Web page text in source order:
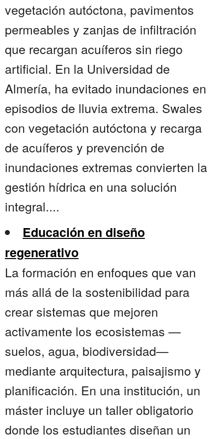
vegetación autóctona, pavimentos
permeables y zanjas de infiltración
que recargan acuíferos sin riego
artificial. En la Universidad de
Almería, ha evitado inundaciones en
episodios de lluvia extrema. Swales
con vegetación autóctona y recarga
de acuíferos y prevención de
inundaciones extremas convierten la
gestión hídrica en una solución
integral....
Educación en diseño
regenerativo
La formación en enfoques que van
más allá de la sostenibilidad para
crear sistemas que mejoren
activamente los ecosistemas —
suelos, agua, biodiversidad—
mediante arquitectura, paisajismo y
planificación. En una institución, un
máster incluye un taller obligatorio
donde los estudiantes diseñan un